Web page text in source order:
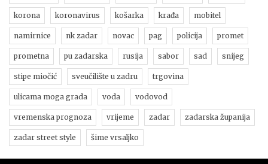
korona koronavirus košarka krađa mobitel
namirnice nk zadar novac pag policija promet
prometna pu zadarska rusija sabor sad snijeg
stipe miočić sveučilište u zadru trgovina
ulicama moga grada voda vodovod
vremenska prognoza vrijeme zadar zadarska županija
zadar street style šime vrsaljko